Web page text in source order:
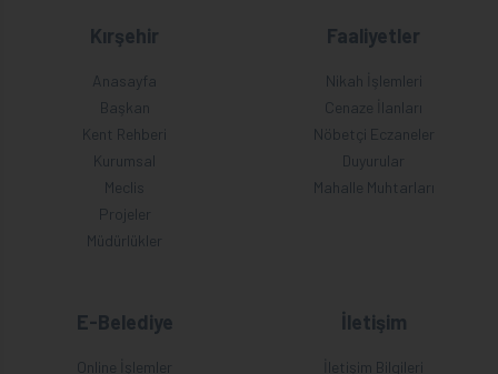
Kırşehir
Anasayfa
Başkan
Kent Rehberi
Kurumsal
Meclis
Projeler
Müdürlükler
Faaliyetler
Nikah İşlemleri
Cenaze İlanları
Nöbetçi Eczaneler
Duyurular
Mahalle Muhtarları
E-Belediye
Online İşlemler
İletişim
İletişim Bilgileri